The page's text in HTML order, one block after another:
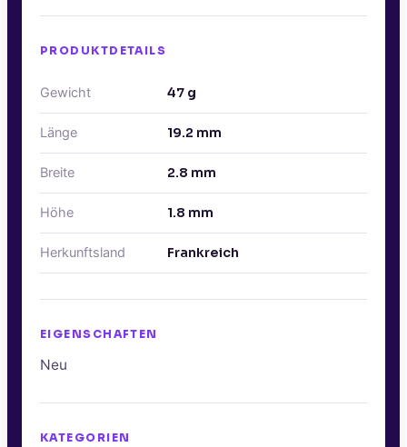
PRODUKTDETAILS
Gewicht 47 g
Länge 19.2 mm
Breite 2.8 mm
Höhe 1.8 mm
Herkunftsland Frankreich
EIGENSCHAFTEN
Neu
KATEGORIEN